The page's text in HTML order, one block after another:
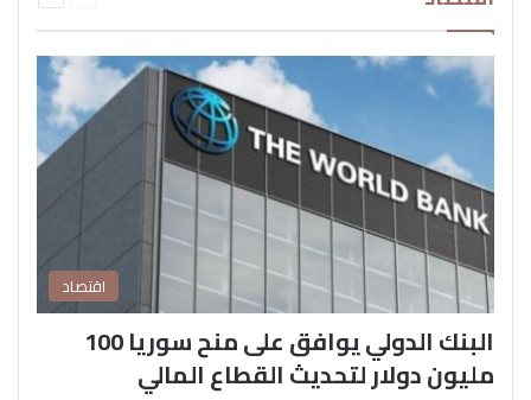
اقتصاد
البنك الدولي يوافق على منح سوريا 100
مليون دولار لتحديث القطاع المالي